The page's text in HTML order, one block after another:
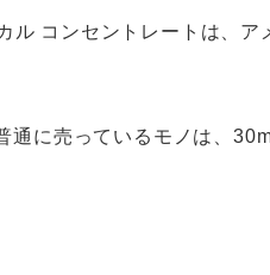
ル コンセントレートは、ア
に売っているモノは、